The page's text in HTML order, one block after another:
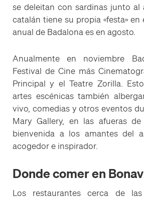
se deleitan con sardinas junto al
catalán tiene su propia «festa» en
anual de Badalona es en agosto.
Anualmente en noviembre
Festival de Cine más
Principal y el Teatre Zorilla.
artes escénicas también
vivo, comedias y otros eventos
Mary Gallery, en las afueras
bienvenida a los amantes del
acogedor e inspirador.
Donde comer en
Los restaurantes cerca de